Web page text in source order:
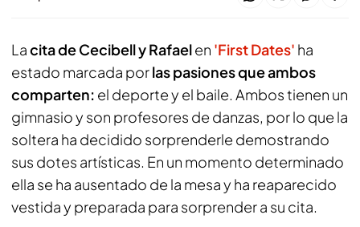
Lacita de Cecibell y Rafaelen 'First Dates' ha
estado marcada porlas pasiones que ambos
comparten: el deporte y el baile. Ambos tienen un
gimnasio y son profesores de danzas, por lo que la
soltera ha decidido sorprenderle demostrando
sus dotes artísticas. En un momento determinado
ella se ha ausentado de la mesa y ha reaparecido
vestida y preparada para sorprender a su cita.